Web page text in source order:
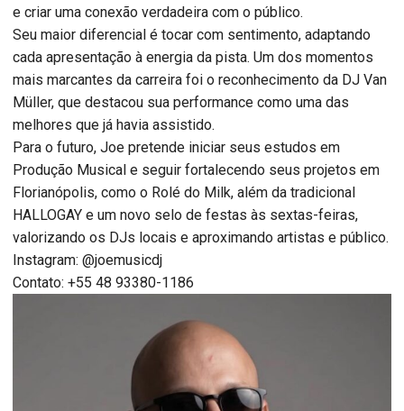
e criar uma conexão verdadeira com o público.
Seu maior diferencial é tocar com sentimento, adaptando
cada apresentação à energia da pista. Um dos momentos
mais marcantes da carreira foi o reconhecimento da DJ Van
Müller, que destacou sua performance como uma das
melhores que já havia assistido.
Para o futuro, Joe pretende iniciar seus estudos em
Produção Musical e seguir fortalecendo seus projetos em
Florianópolis, como o Rolé do Milk, além da tradicional
HALLOGAY e um novo selo de festas às sextas-feiras,
valorizando os DJs locais e aproximando artistas e público.
Instagram: @joemusicdj
Contato: +55 48 93380-1186